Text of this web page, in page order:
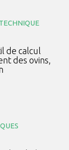
de calcul
des ovins,